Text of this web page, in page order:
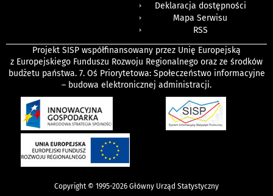
Deklaracja dostępności
Mapa Serwisu
RSS
Projekt SISP współfinansowany przez Unię Europejską
z Europejskiego Funduszu Rozwoju Regionalnego oraz ze środków
budżetu państwa. 7. Oś Priorytetowa: Społeczeństwo informacyjne
– budowa elektronicznej administracji.
Copyright © 1995-2026 Główny Urząd Statystyczny